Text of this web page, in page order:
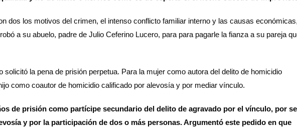
dos los motivos del crimen, el intenso conflicto familiar interno y las causas
a su abuelo, padre de Julio Ceferino Lucero, para para pagarle la fianza a su pareja
solicitó la pena de prisión perpetua. Para la mujer como autora del delito de homicidio
como coautor de homicidio calificado por alevosía y por mediar vínculo.
de prisión como partícipe secundario del delito de agravado por el vínculo, por
y por la participación de dos o más personas. Argumentó este pedido en que